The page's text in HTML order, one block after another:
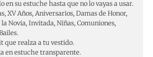
en su estuche hasta que no lo vayas a usar.
XV Años, Aniversarios, Damas de Honor,
Novia, Invitada, Niñas, Comuniones,
que realza a tu vestido.
en estuche transparente.